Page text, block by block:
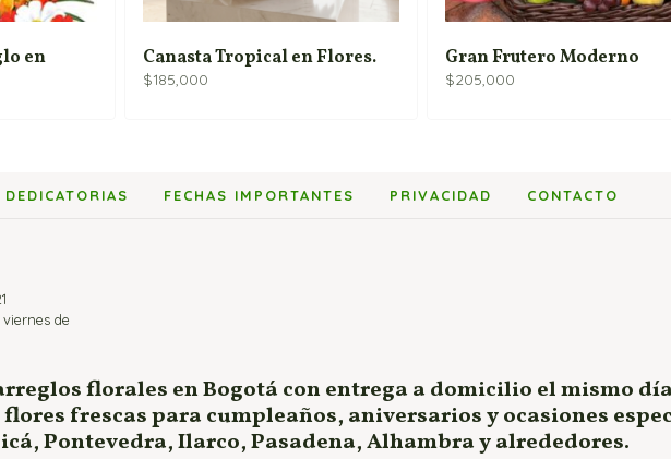
en
Canasta Tropical en Flores.
$185,000
Gran Frutero Moderno
$205,000
DEDICATORIAS FECHAS IMPORTANTES PRIVACIDAD CONTACTO
de
florales en Bogotá con entrega a domicilio el mismo
frescas para cumpleaños, aniversarios y ocasiones
Pontevedra, Ilarco, Pasadena, Alhambra y alrededores.